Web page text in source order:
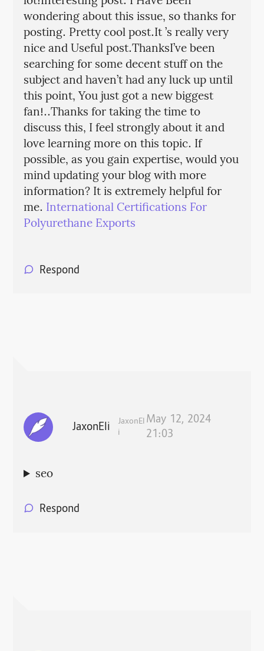
wondering about this issue, so thanks for
posting. Pretty cool post.It ’s really very
nice and Useful post.ThanksI’ve been
searching for some decent stuff on the
subject and haven’t had any luck up until
this point, You just got a new biggest
fan!..Thanks for taking the time to
discuss this, I feel strongly about it and
love learning more on this topic. If
possible, as you gain expertise, would you
mind updating your blog with more
information? It is extremely helpful for
me. International Certifications For
Polyurethane Exports
Respond
JaxonEli
JaxonEl
i
May 12, 2024
21:03
seo
Respond